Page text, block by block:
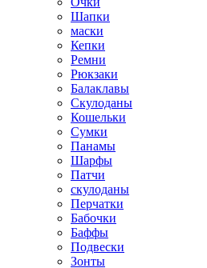
Шапки
маски
Кепки
Ремни
Рюкзаки
Балаклавы
Скулоданы
Кошельки
Сумки
Панамы
Шарфы
Патчи
скулоданы
Перчатки
Бабочки
Баффы
Подвески
Зонты